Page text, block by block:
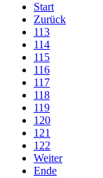
Start
Zurück
113
114
115
116
117
118
119
120
121
122
Weiter
Ende